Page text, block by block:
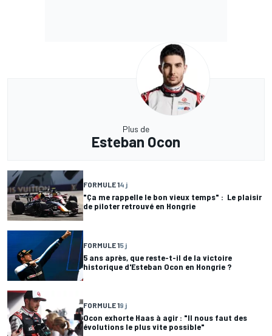
Plus de
Esteban Ocon
FORMULE 14 j
"Ça me rappelle le bon vieux temps" : Le plaisir
de piloter retrouvé en Hongrie
FORMULE 15 j
5 ans après, que reste-t-il de la victoire
historique d'Esteban Ocon en Hongrie ?
FORMULE 19 j
Ocon exhorte Haas à agir : "Il nous faut des
évolutions le plus vite possible"